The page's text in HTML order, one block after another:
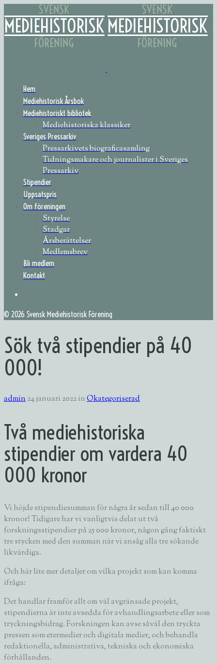
Hem
Mediehistorisk Årsbok
Mediehistoriskt bibliotek
Mediehistoriska klassiker
Sveriges Pressarkiv
Pressarkivets biograficasamling
Tidningsmakare och journalister i Sveriges
Pressarkiv
Stipendier
Uppsatspris
Om föreningen
Styrelse
Stadgar
Årsberättelser
Medlemsbrev
Bli medlem
Kontakt
© 2026 Svensk Mediehistorisk Förening
Sök två stipendier på 40
000!
admin24 januari 2022inOkategoriserad
Två mediehistoriska
stipendier om vardera 40
000 kronor
Vi höjde stipendiesumman för några år sedan till 40 000
kronor! Tidigare har vi vanligtvis delat ut två
forskningsstipendier på 25 000 kronor, någon gång faktiskt
tre stycken med den summan när vi ansåg alla tre sökande
likvärdiga.
Och här lite mer detaljer om vilka projekt som kan komma
ifråga:
Det handlar framför allt om väl avgränsade projekt,
stipendierna är inte avsedda för avhandlingsarbete eller som
tryckningsbidrag. Forskningen kan avse såväl den tryckta
pressen som etermedier och digitala medier, och behandla
redaktionella, administrativa, tekniska och ekonomiska
förhållanden.